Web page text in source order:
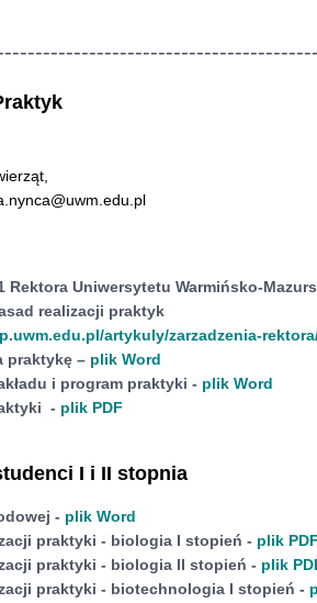
Rektora Uniwersytetu Warmińsko-
realizacji praktyk
artykuly/zarzadzenia-
praktykę – plik Word
i program praktyki - plik Word
- plik PDF
I i II stopnia
- plik Word
praktyki - biologia I stopień - plik PDF
praktyki - biologia II stopień- plik
praktyki - biotechnologia I stopień-